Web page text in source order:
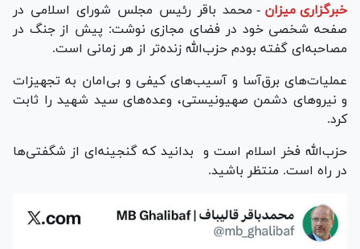
خبرگزاری میزان - محمد باقر رئیس مجلس شورای اسلامی در
صفحه شخصی خود در فضای مجازی نوشت: پیش از جنگ در
مصاحبه‌ای گفته بودم حزب‌الله زنده‌تر از هر زمانی است.
عملیات‌های برق‌آسا و آسیب‌های کیفی و بی‌امان به تجهیزات
و نیرو‌های دشمن صهیونیستی، وعده‌های سید شهید را ثابت
کرد.
حزب‌الله فخر اسلام است و بدانید که گنجینه‌ای از شگفتی‌ها
در راه است. منتظر باشید.